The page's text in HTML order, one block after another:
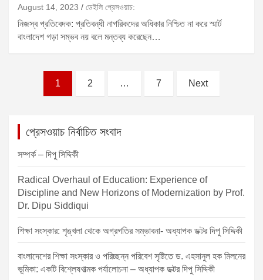
August 14, 2023 ডেইলি প্রেসওয়াচ:
নিজস্ব প্রতিবেদক: প্রতিবন্ধী নাগরিকদের অধিকার নিশ্চিত না করে স্মার্ট
বাংলাদেশ গড়া সম্ভব নয় বলে মন্তব্য করেছেন…
1 2 … 7 Next
প্রেসওয়াচ নির্বাচিত সংবাদ
সম্পর্ক – দিপু সিদ্দিকী
Radical Overhaul of Education: Experience of
Discipline and New Horizons of Modernization by Prof.
Dr. Dipu Siddiqui
শিক্ষা সংস্কার: শৃঙ্খলা থেকে অগ্রগতির সম্ভাবনা- অধ্যাপক ডক্টর দিপু সিদ্দিকী
বাংলাদেশের শিক্ষা সংস্কার ও পরিচ্ছন্ন পরিবেশ সৃষ্টিতে ড. এহসানুল হক মিলনের
ভূমিকা: একটি বিশ্লেষণাত্মক পর্যালোচনা – অধ্যাপক ডক্টর দিপু সিদ্দিকী